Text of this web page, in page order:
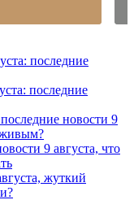
последние
последние
новости 9
живым?
9 августа, что
жуткий